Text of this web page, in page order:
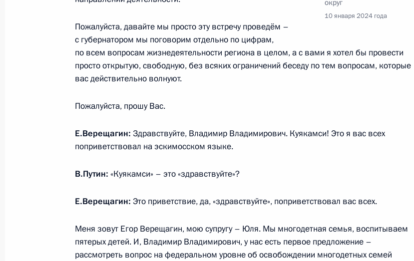
7 января 2024 года, воскресенье
Встреча с семьями героев, погибших в ходе СВО
7 января 2024 года, 00:05 Московская область, Ново-Огарёво
Встреча с военнослужащими – участниками СВО
1 января 2024 года, 16:10 Московская область, Ново-Огарёво
Посещение Центрального военного клинического госпиталя
1 января 2024 года, 14:35 Москва
31 декабря 2023 года, воскресенье
округ
10 января 2024 года
Пожалуйста, давайте мы просто эту встречу проведём –
с губернатором мы поговорим отдельно по цифрам,
по всем вопросам жизнедеятельности региона в целом, а с вами я хотел бы провести
просто открытую, свободную, без всяких ограничений беседу по тем вопросам, которые
вас действительно волнуют.
Пожалуйста, прошу Вас.
Е.Верещагин: Здравствуйте, Владимир Владимирович. Куякамси! Это я вас всех
поприветствовал на эскимосском языке.
В.Путин: «Куякамси» – это «здравствуйте»?
Е.Верещагин: Это приветствие, да, «здравствуйте», поприветствовал вас всех.
Меня зовут Егор Верещагин, мою супругу – Юля. Мы многодетная семья, воспитываем
пятерых детей. И, Владимир Владимирович, у нас есть первое предложение –
рассмотреть вопрос на федеральном уровне об освобождении многодетных семей